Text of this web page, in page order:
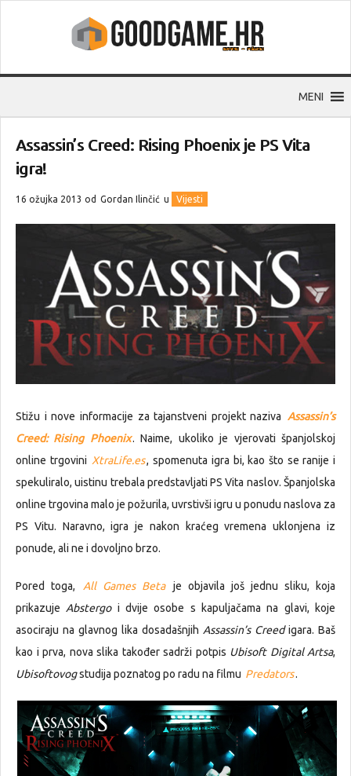
MENI
Assassin’s Creed: Rising Phoenix je PS Vita
igra!
16 ožujka 2013 od Gordan Ilinčić u Vijesti
Stižu i nove informacije za tajanstveni projekt naziva Assassin’s
Creed: Rising Phoenix. Naime, ukoliko je vjerovati španjolskoj
online trgovini XtraLife.es, spomenuta igra bi, kao što se ranije i
spekuliralo, uistinu trebala predstavljati PS Vita naslov. Španjolska
online trgovina malo je požurila, uvrstivši igru u ponudu naslova za
PS Vitu. Naravno, igra je nakon kraćeg vremena uklonjena iz
ponude, ali ne i dovoljno brzo.
Pored toga, All Games Beta
je objavila još jednu sliku, koja
prikazujeAbstergoi dvije osobe s kapuljačama na glavi, koje
asociraju na glavnog lika dosadašnjih Assassin’s Creedigara. Baš
kao i prva, nova slika također sadrži potpis Ubisoft Digital Artsa,
Ubisoftovogstudija poznatog po radu na filmu Predators.